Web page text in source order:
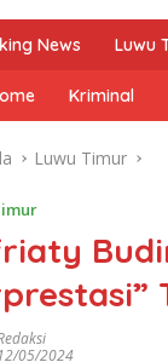
News Luwu
Kriminal
Luwu Timur
12/05/2024